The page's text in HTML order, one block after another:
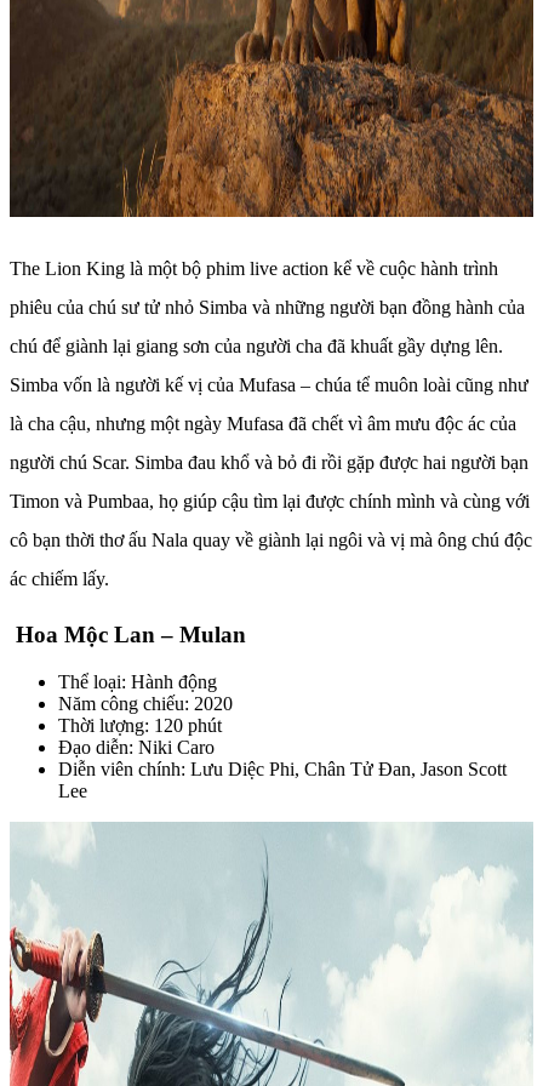
The Lion King là một bộ phim live action kể về cuộc hành trình
phiêu của chú sư tử nhỏ Simba và những người bạn đồng hành của
chú để giành lại giang sơn của người cha đã khuất gầy dựng lên.
Simba vốn là người kế vị của Mufasa – chúa tể muôn loài cũng như
là cha cậu, nhưng một ngày Mufasa đã chết vì âm mưu độc ác của
người chú Scar. Simba đau khổ và bỏ đi rồi gặp được hai người bạn
Timon và Pumbaa, họ giúp cậu tìm lại được chính mình và cùng với
cô bạn thời thơ ấu Nala quay về giành lại ngôi và vị mà ông chú độc
ác chiếm lấy.
Hoa Mộc Lan – Mulan
Thể loại: Hành động
Năm công chiếu: 2020
Thời lượng: 120 phút
Đạo diễn: Niki Caro
Diễn viên chính: Lưu Diệc Phi, Chân Tử Đan, Jason Scott
Lee